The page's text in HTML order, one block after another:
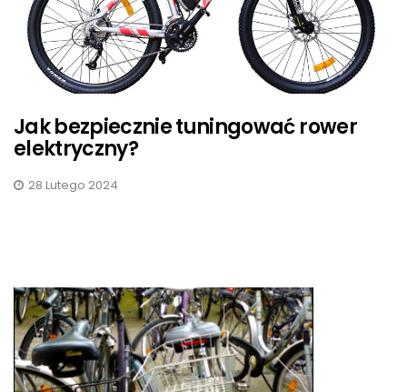
Jak bezpiecznie tuningować rower
elektryczny?
28 Lutego 2024